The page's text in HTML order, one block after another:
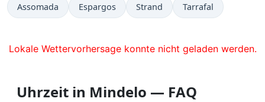
Assomada Espargos Strand Tarrafal
Lokale Wettervorhersage konnte nicht geladen werden.
Uhrzeit in Mindelo — FAQ